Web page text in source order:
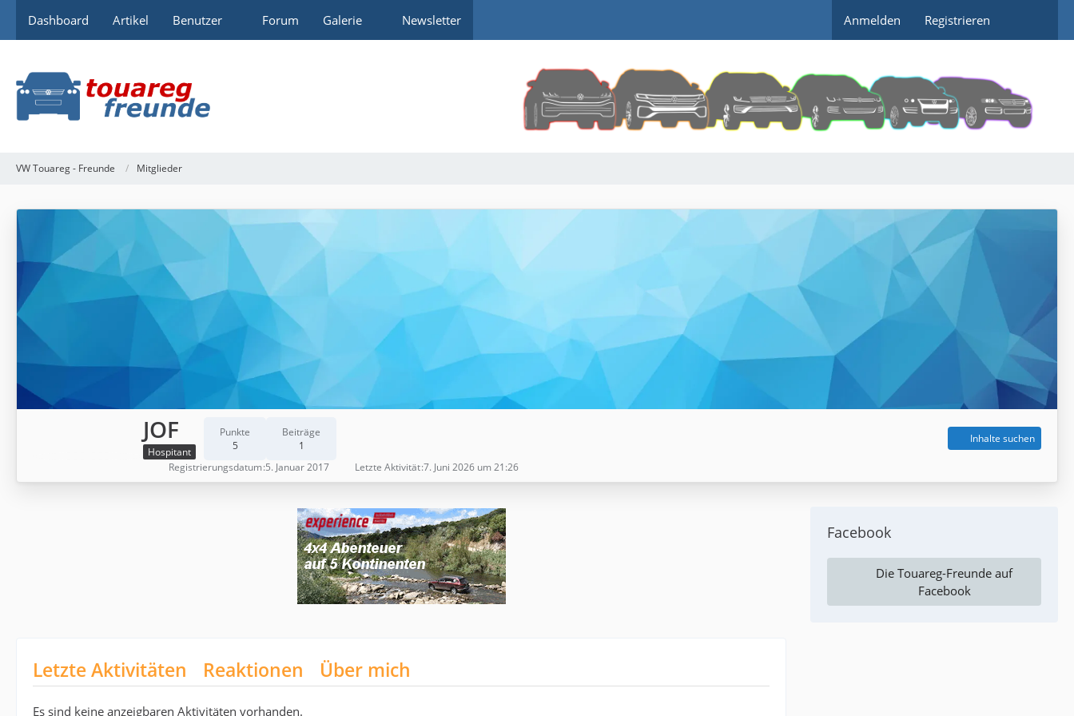
Dashboard Artikel Benutzer Forum Galerie Newsletter Anmelden Registrieren
VW Touareg - Freunde Mitglieder
JOF
Hospitant
Punkte
5
Beiträge
1
Inhalte suchen
Registrierungsdatum 5. Januar 2017 Letzte Aktivität 7. Juni 2026 um 21:26
Letzte Aktivitäten Reaktionen Über mich
Es sind keine anzeigbaren Aktivitäten vorhanden.
Facebook
Die Touareg-Freunde auf
Facebook